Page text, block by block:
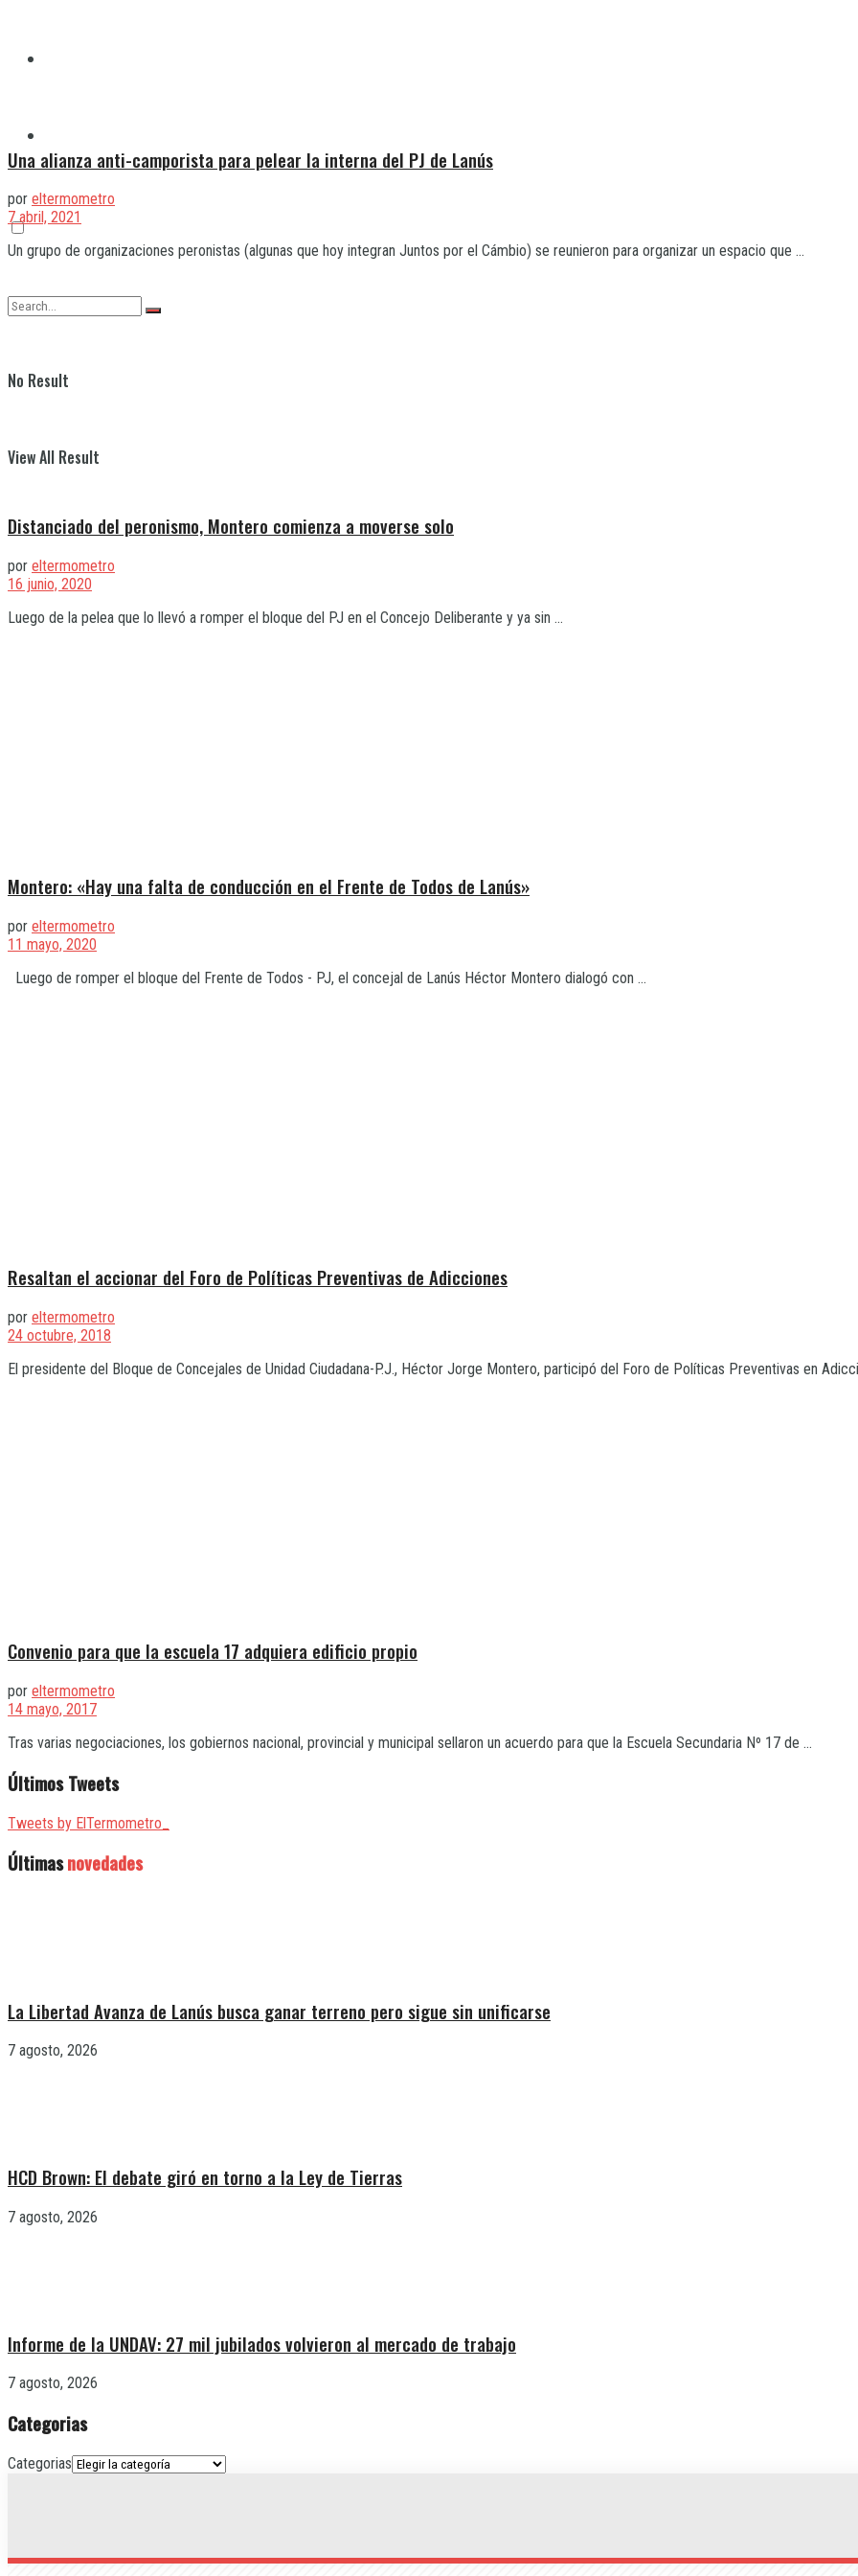
No Result
View All Result
Una alianza anti-camporista para pelear la interna del PJ de Lanús
por eltermometro
7 abril, 2021
Un grupo de organizaciones peronistas (algunas que hoy integran Juntos por el Cámbio) se reunieron para organizar un espacio que ...
Distanciado del peronismo, Montero comienza a moverse solo
por eltermometro
16 junio, 2020
Luego de la pelea que lo llevó a romper el bloque del PJ en el Concejo Deliberante y ya sin ...
Montero: «Hay una falta de conducción en el Frente de Todos de Lanús»
por eltermometro
11 mayo, 2020
Luego de romper el bloque del Frente de Todos - PJ, el concejal de Lanús Héctor Montero dialogó con ...
Resaltan el accionar del Foro de Políticas Preventivas de Adicciones
por eltermometro
24 octubre, 2018
El presidente del Bloque de Concejales de Unidad Ciudadana-P.J., Héctor Jorge Montero, participó del Foro de Políticas Preventivas en
Convenio para que la escuela 17 adquiera edificio propio
por eltermometro
14 mayo, 2017
Tras varias negociaciones, los gobiernos nacional, provincial y municipal sellaron un acuerdo para que la Escuela Secundaria Nº 17 de ...
Últimos Tweets
Tweets by ElTermometro_
Últimasnovedades
La Libertad Avanza de Lanús busca ganar terreno pero sigue sin unificarse
7 agosto, 2026
HCD Brown: El debate giró en torno a la Ley de Tierras
7 agosto, 2026
Informe de la UNDAV: 27 mil jubilados volvieron al mercado de trabajo
7 agosto, 2026
Categorias
Categorias